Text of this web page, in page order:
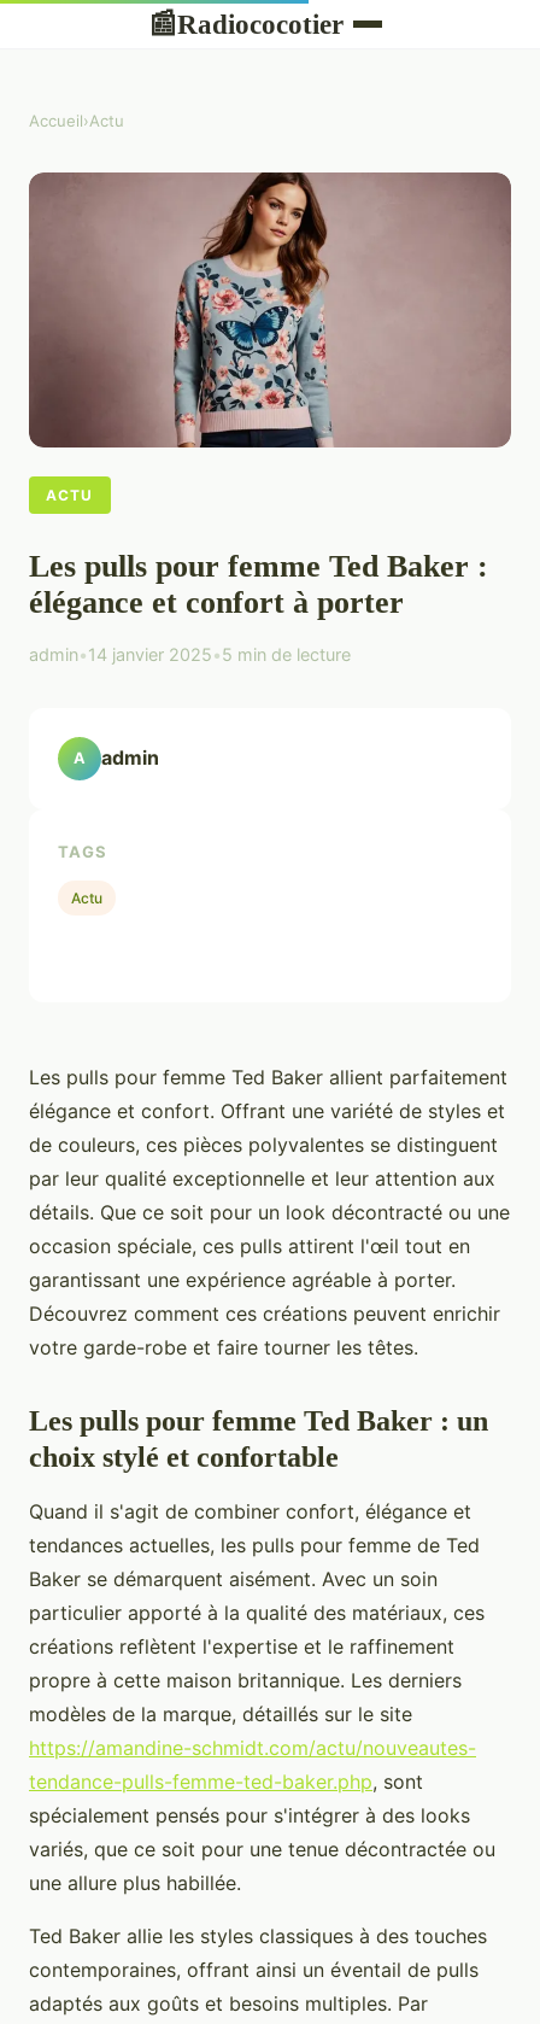
📰Radiococotier
Accueil›Actu
ACTU
Les pulls pour femme Ted Baker :
élégance et confort à porter
admin•14 janvier 2025•5 min de lecture
Les pulls pour femme Ted Baker allient parfaitement
élégance et confort. Offrant une variété de styles et
de couleurs, ces pièces polyvalentes se distinguent
par leur qualité exceptionnelle et leur attention aux
détails. Que ce soit pour un look décontracté ou une
occasion spéciale, ces pulls attirent l'œil tout en
garantissant une expérience agréable à porter.
Découvrez comment ces créations peuvent enrichir
votre garde-robe et faire tourner les têtes.
Les pulls pour femme Ted Baker : un
choix stylé et confortable
Quand il s'agit de combiner confort, élégance et
tendances actuelles, les pulls pour femme de Ted
Baker se démarquent aisément. Avec un soin
particulier apporté à la qualité des matériaux, ces
créations reflètent l'expertise et le raffinement
propre à cette maison britannique. Les derniers
modèles de la marque, détaillés sur le site
https://amandine-schmidt.com/actu/nouveautes-
tendance-pulls-femme-ted-baker.php, sont
spécialement pensés pour s'intégrer à des looks
variés, que ce soit pour une tenue décontractée ou
une allure plus habillée.
Ted Baker allie les styles classiques à des touches
contemporaines, offrant ainsi un éventail de pulls
adaptés aux goûts et besoins multiples. Par
A admin
TAGS
Actu